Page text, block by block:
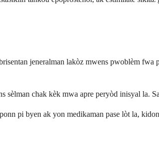
jeneralman lakòz mwens pwoblèm
chak kèk mwa apre peryòd inisyal la.
pi byen ak yon medikaman pase lòt la,